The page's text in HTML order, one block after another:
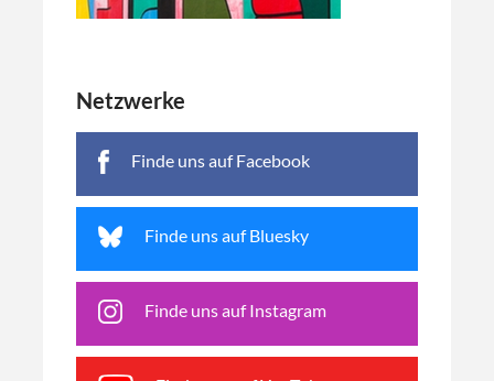
Netzwerke
Finde uns auf Facebook
Finde uns auf Bluesky
Finde uns auf Instagram